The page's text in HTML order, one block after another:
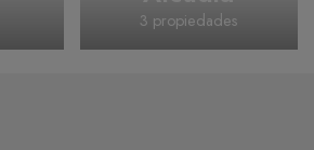
3 propiedades